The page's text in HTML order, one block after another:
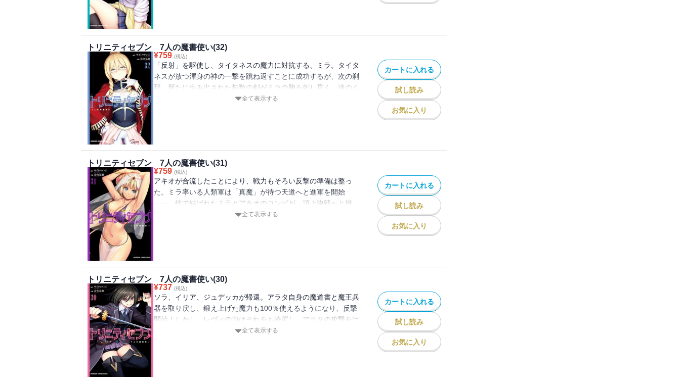
トリニティセブン 7人の魔書使い(32)
¥759 (税込)
「反射」を駆使し、タイタネスの魔力に対抗する、ミラ。タイタ
ネスが放つ渾身の神の一撃を跳ね返すことに成功するが、次の刹
那、新たに生み出された無数の剣がミラの胸を刺し貫く。遠のく
意識の中、トドメの一撃がミラに迫る――。自分の『正義』を見
全て表示する
カートに入れる
試し読み
お気に入り
トリニティセブン 7人の魔書使い(31)
¥759 (税込)
アキオが合流したことにより、戦力もそろい反撃の準備は整っ
た。ミラ率いる人類軍は「真魔」が待つ天道へと進軍を開始
――。絆で結ばれたミラとアキオのコンビが、頂上決戦へと挑
む！！ 一方その頃、ユイはニュクスに追われ、絶体絶命の状況
全て表示する
カートに入れる
試し読み
お気に入り
トリニティセブン 7人の魔書使い(30)
¥737 (税込)
ソラ、イリア、ジュデッカが帰還。アラタ自身の魔道書と魔王兵
器を取り戻し、鍛え上げた魔力も100％使えるようになり、反撃
開始！しかし、レヴィの力はそれをも凌駕し、アラタの攻撃をは
ねのける。自然すらも自由に操るレヴィにアラタが示す一手と
全て表示する
カートに入れる
試し読み
お気に入り